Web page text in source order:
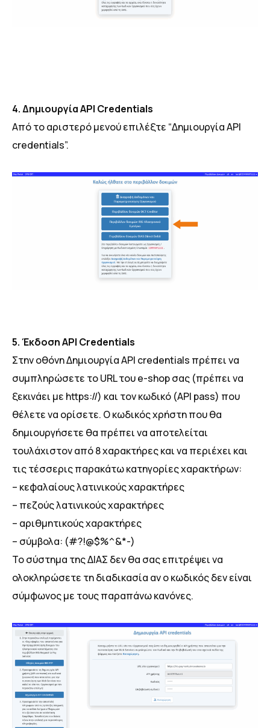
4. Δημιουργία ΑΡΙ Credentials
Από το αριστερό μενού επιλέξτε “Δημιουργία API
credentials”.
5. Έκδοση ΑΡΙ Credentials
Στην οθόνη Δημιουργία API credentials πρέπει να
συμπληρώσετε το URL του e-shop σας (πρέπει να
ξεκινάει με https://) και τον κωδικό (API pass) που
θέλετε να ορίσετε. Ο κωδικός χρήστη που θα
δημιουργήσετε θα πρέπει να αποτελείται
τουλάχιστον από 8 χαρακτήρες και να περιέχει και
τις τέσσερις παρακάτω κατηγορίες χαρακτήρων:
– κεφαλαίους λατινικούς χαρακτήρες
– πεζούς λατινικούς χαρακτήρες
– αριθμητικούς χαρακτήρες
– σύμβολα: (#?!@$%^&*-)
Το σύστημα της ΔΙΑΣ δεν θα σας επιτρέψει να
ολοκληρώσετε τη διαδικασία αν ο κωδικός δεν είναι
σύμφωνος με τους παραπάνω κανόνες.